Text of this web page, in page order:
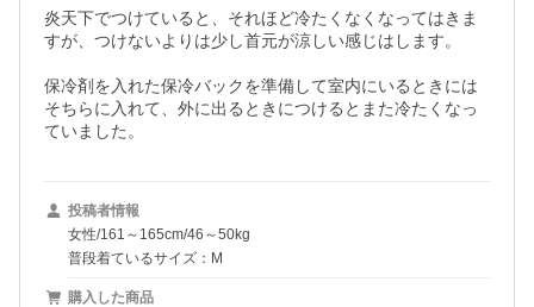
炎天下でつけていると、それほど冷たくなくなってはきま
すが、つけないよりは少し首元が涼しい感じはします。
保冷剤を入れた保冷バックを準備して室内にいるときには
そちらに入れて、外に出るときにつけるとまた冷たくなっ
ていました。
投稿者情報
女性/161～165cm/46～50kg
普段着ているサイズ：M
購入した商品